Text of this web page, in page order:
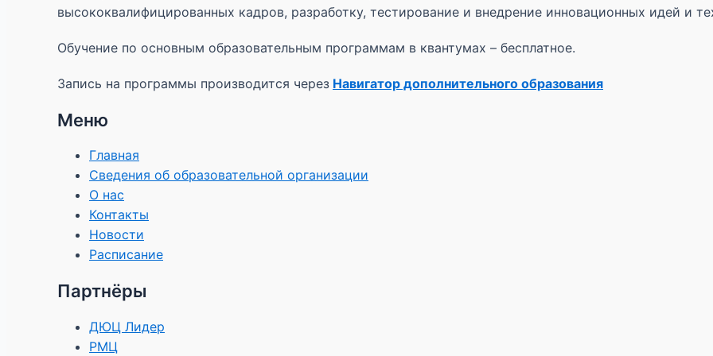
высококвалифицированных кадров, разработку, тестирование и внедрение инновационных идей и
Обучение по основным образовательным программам в квантумах – бесплатное.
Запись на программы производится через Навигатор дополнительного образования
Меню
Главная
Сведения об образовательной организации
О нас
Контакты
Новости
Расписание
Партнёры
ДЮЦ Лидер
РМЦ